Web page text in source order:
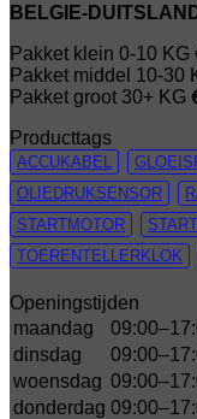
BELGIE-
Pakket klein 0-10 KG
Pakket middel 10-30
Pakket groot 30+ KG
Producttags
ACCUKABEL
OLIEDRUKSENSOR
STARTMOTOR
TOERENTELLERKLOK
Openingstijden
maandag
dinsdag
woensdag
donderdag